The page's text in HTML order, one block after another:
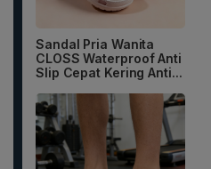
Sandal Pria Wanita
CLOSS Waterproof Anti
Slip Cepat Kering Anti...